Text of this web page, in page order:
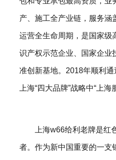
产、施工全产业链，服务涵
运营全生命周期，是国家级
识产权示范企业、国家企业
准创新基地。2018年顺利通
上海“四大品牌”战略中“上海
上海w66给利老牌是红
者。作为新中国重要的一支